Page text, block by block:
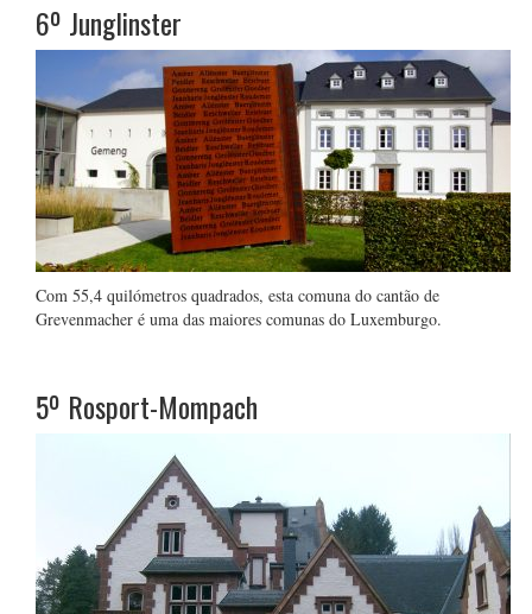
6º Junglinster
Com 55,4 quilómetros quadrados, esta comuna do cantão de
Grevenmacher é uma das maiores comunas do Luxemburgo.
5º Rosport-Mompach